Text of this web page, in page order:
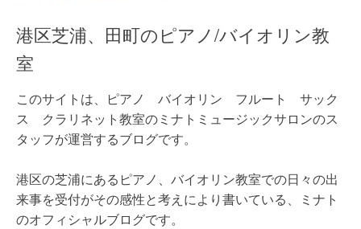
港区芝浦、田町のピアノ/バイオリン教
室
このサイトは、ピアノ バイオリン フルート サック
ス クラリネット教室のミナトミュージックサロンのス
タッフが運営するブログです。
港区の芝浦にあるピアノ、バイオリン教室での日々の出
来事を受付がその感性と考えにより書いている、ミナト
のオフィシャルブログです。